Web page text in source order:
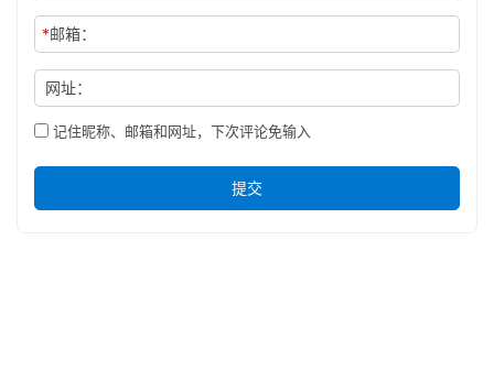
*邮箱：
网址：
记住昵称、邮箱和网址，下次评论免输入
提交